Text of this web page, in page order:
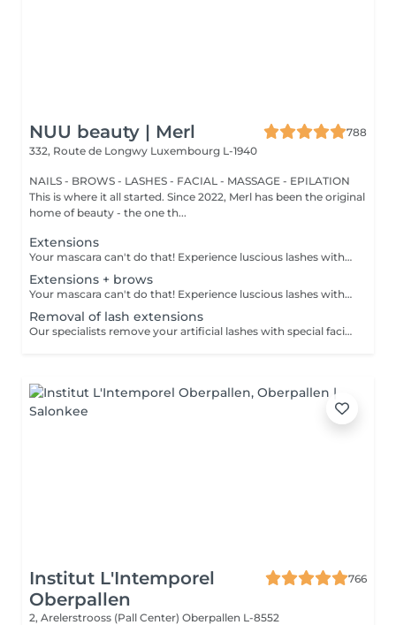
NUU beauty | Merl
788
332, Route de Longwy Luxembourg L-1940
NAILS - BROWS - LASHES - FACIAL - MASSAGE - EPILATION
This is where it all started. Since 2022, Merl has been the original
home of beauty - the one th...
Extensions
Your mascara can't do that! Experience luscious lashes with our professional lash extensions. Each artificial lash is expertly applied to your natural lashes, creating a fuller, longer, and darker look. Volume options: choose from 1D to 5D for the perfect fullness. Personalised choices: discuss your preferences for curves and colours with our expert. What to expect: - eye area is cleaned - tape and patches protect the skin - extensions are applied to your natural lashes - lashes are dried for a secure hold - tape and patches are removed Post-care: avoid wetting lashes for 24 hours. Frequency: schedule every 3-4 weeks.
Extensions + brows
Your mascara can't do that! Experience luscious lashes with our professional lash extensions. Each artificial lash is expertly applied to your natural lashes, creating a fuller, longer, and darker look. Volume options: choose from 1D to 5D for the perfect fullness. Personalised choices: discuss your preferences for curves and colours with our expert. Comfort focused: extensions are applied one eye at a time, with breaks as needed during the 2-hour process. What to expect: - eye area is cleaned - tape and patches protect the skin - extensions are applied to your natural lashes - lashes are dried for a secure hold - tape and patches are removed Post-care: avoid wetting lashes for 24 hours. Frequency: schedule every 3-4 weeks.
Removal of lash extensions
Our specialists remove your artificial lashes with special facilities. If the lashes were done in our beauty space - on your next visit for lash extensions removal will be for free.
Institut L'Intemporel
Oberpallen
766
2, Arelerstrooss (Pall Center) Oberpallen L-8552